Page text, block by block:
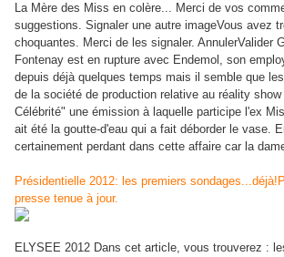
La Mère des Miss en colère... Merci de vos
suggestions. Signaler une autre imageVous avez
choquantes. Merci de les signaler. AnnulerValider
Fontenay est en rupture avec Endemol, son
depuis déjà quelques temps mais il semble que
de la société de production relative au réality
Célébrité" une émission à laquelle participe l'ex
ait été la goutte-d'eau qui a fait déborder le vase.
certainement perdant dans cette affaire car la
Présidentielle 2012: les premiers
presse tenue à jour.
ELYSEE 2012 Dans cet article, vous trouverez :